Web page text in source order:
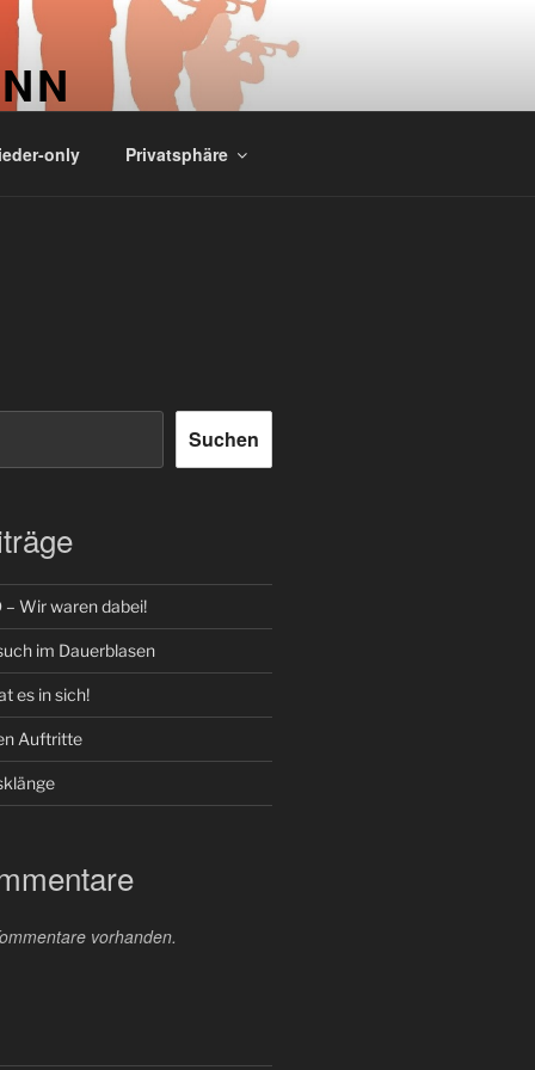
only Privatsphäre
Suchen
– Wir waren dabei!
im Dauerblasen
es in sich!
Auftritte
vorhanden.